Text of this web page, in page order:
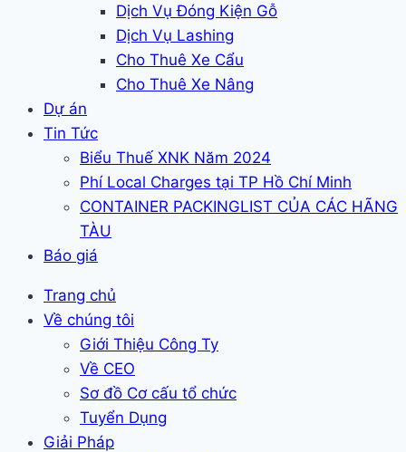
Dịch Vụ Đóng Kiện Gỗ
Dịch Vụ Lashing
Cho Thuê Xe Cẩu
Cho Thuê Xe Nâng
Dự án
Tin Tức
Biểu Thuế XNK Năm 2024
Phí Local Charges tại TP Hồ Chí Minh
CONTAINER PACKINGLIST CỦA CÁC HÃNG
TÀU
Báo giá
Trang chủ
Về chúng tôi
Giới Thiệu Công Ty
Về CEO
Sơ đồ Cơ cấu tổ chức
Tuyển Dụng
Giải Pháp